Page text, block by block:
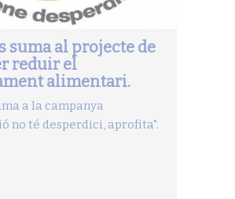
suma al projecte de
reduir el
alimentari.
a la campanya
no té desperdici, aprofita".